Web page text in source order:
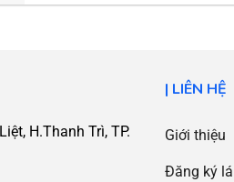
H.Thanh Trì, TP.
| LIÊN HỆ
Giới thiệu
Đăng ký